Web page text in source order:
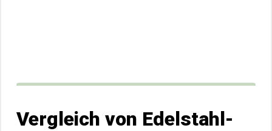
Vergleich von Edelstahl-